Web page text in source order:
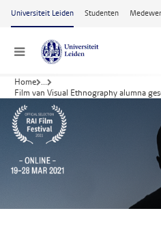
Ga naar hoofdinhoud
Universiteit Leiden Studenten
Menu
Home ...
Film van Visual Ethnography alumna